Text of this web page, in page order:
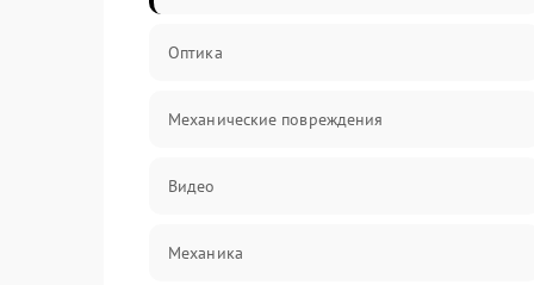
Оптика
Механические повреждения
Видео
Механика